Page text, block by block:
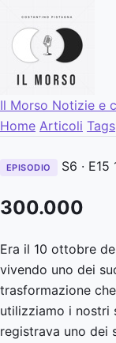
Il Morso Notizie e
Home Articoli Tags
EPISODIO S6 · E15
300.000
Era il 10 ottobre
vivendo uno dei
trasformazione
utilizziamo i nostri
registrava uno dei